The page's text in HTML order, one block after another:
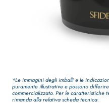
*Le immagini degli imballi e le
puramente illustrative e possono
commercializzato. Per le caratteristiche
rimanda alla relativa scheda tecnica.
AEREA
KB 13 EVOLUTION